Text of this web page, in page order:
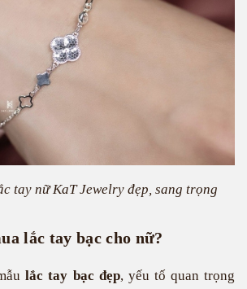
tay nữ KaT Jewelry đẹp, sang trọng
lắc tay bạc cho nữ?
lắc tay bạc đẹp, yếu tố quan trọng